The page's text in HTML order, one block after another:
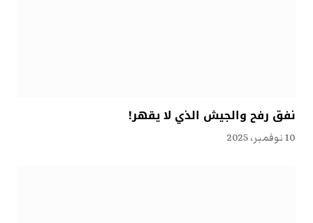
نفق رفح والجيش الذي لا يقهر!
10 نوفمبر، 2025